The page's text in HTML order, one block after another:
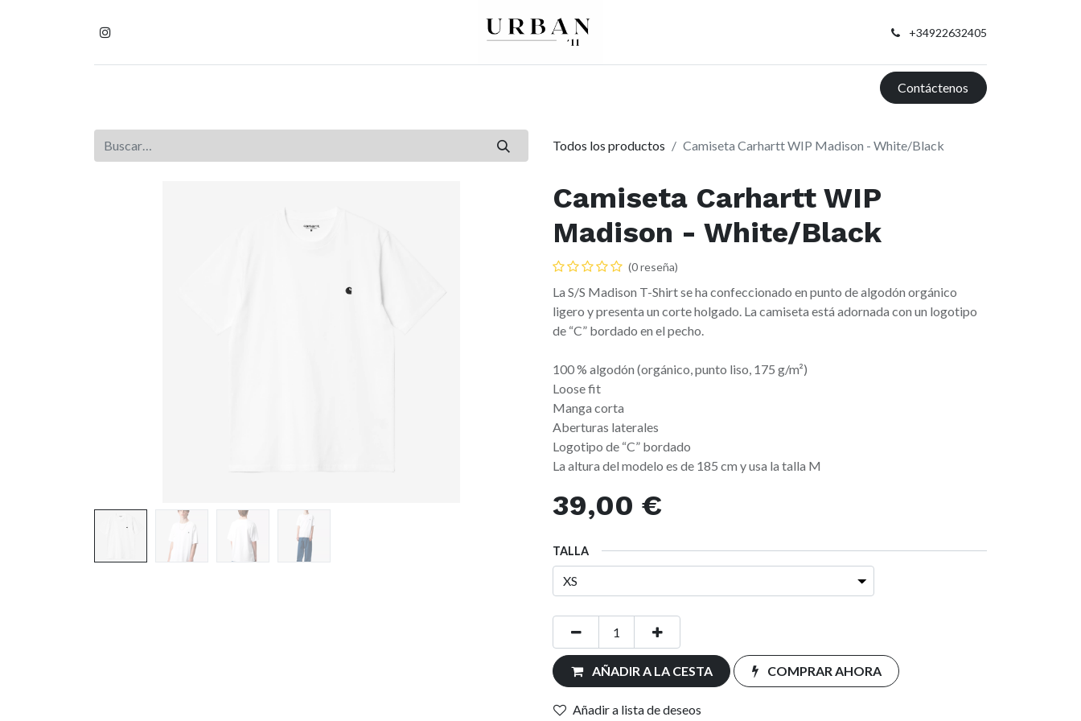
+34922632405
Contáctenos
Todos los productos Camiseta Carhartt WIP Madison - White/Black
Camiseta Carhartt WIP
Madison - White/Black
(0 reseña)
La S/S Madison T-Shirt se ha confeccionado en punto de algodón orgánico
ligero y presenta un corte holgado. La camiseta está adornada con un logotipo
de “C” bordado en el pecho.
100 % algodón (orgánico, punto liso, 175 g/m²)
Loose fit
Manga corta
Aberturas laterales
Logotipo de “C” bordado
La altura del modelo es de 185 cm y usa la talla M
39,00 €
TALLA
AÑADIR A LA CESTA COMPRAR AHORA
Añadir a lista de deseos